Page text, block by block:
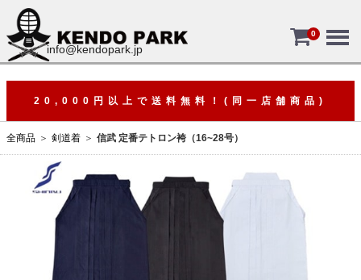
info@kendopark.jp
0
20,000円以上で送料無料！(同一店舗商品)
全商品 剣道着 信武 定番テトロン袴（16~28号）